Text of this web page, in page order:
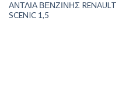
ΑΝΤΛΙΑ ΒΕΝΖΙΝΗΣ RENAULT
SCENIC 1,5